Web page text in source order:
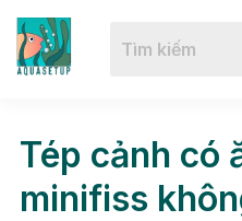
Tép cảnh có
minifiss